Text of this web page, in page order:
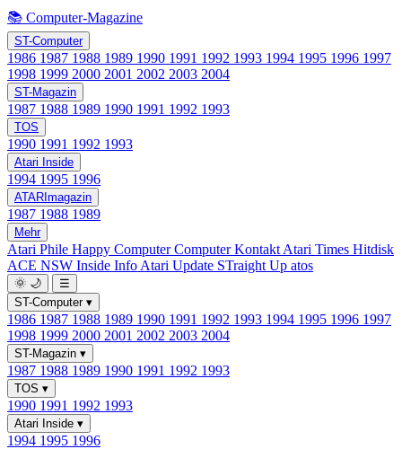
📚 Computer-Magazine
ST-Computer
1986 1987 1988 1989 1990 1991 1992 1993 1994 1995 1996 1997
1998 1999 2000 2001 2002 2003 2004
ST-Magazin
1987 1988 1989 1990 1991 1992 1993
TOS
1990 1991 1992 1993
Atari Inside
1994 1995 1996
ATARImagazin
1987 1988 1989
Mehr
Atari Phile Happy ComputerComputer Kontakt Atari Times Hitdisk
ACE NSW Inside Info Atari Update STraight Up atos
🌞 🌙
☰
ST-Computer ▾
1986 1987 1988 1989 1990 1991 1992 1993 1994 1995 1996 1997
1998 1999 2000 2001 2002 2003 2004
ST-Magazin ▾
1987 1988 1989 1990 1991 1992 1993
TOS ▾
1990 1991 1992 1993
Atari Inside ▾
1994 1995 1996